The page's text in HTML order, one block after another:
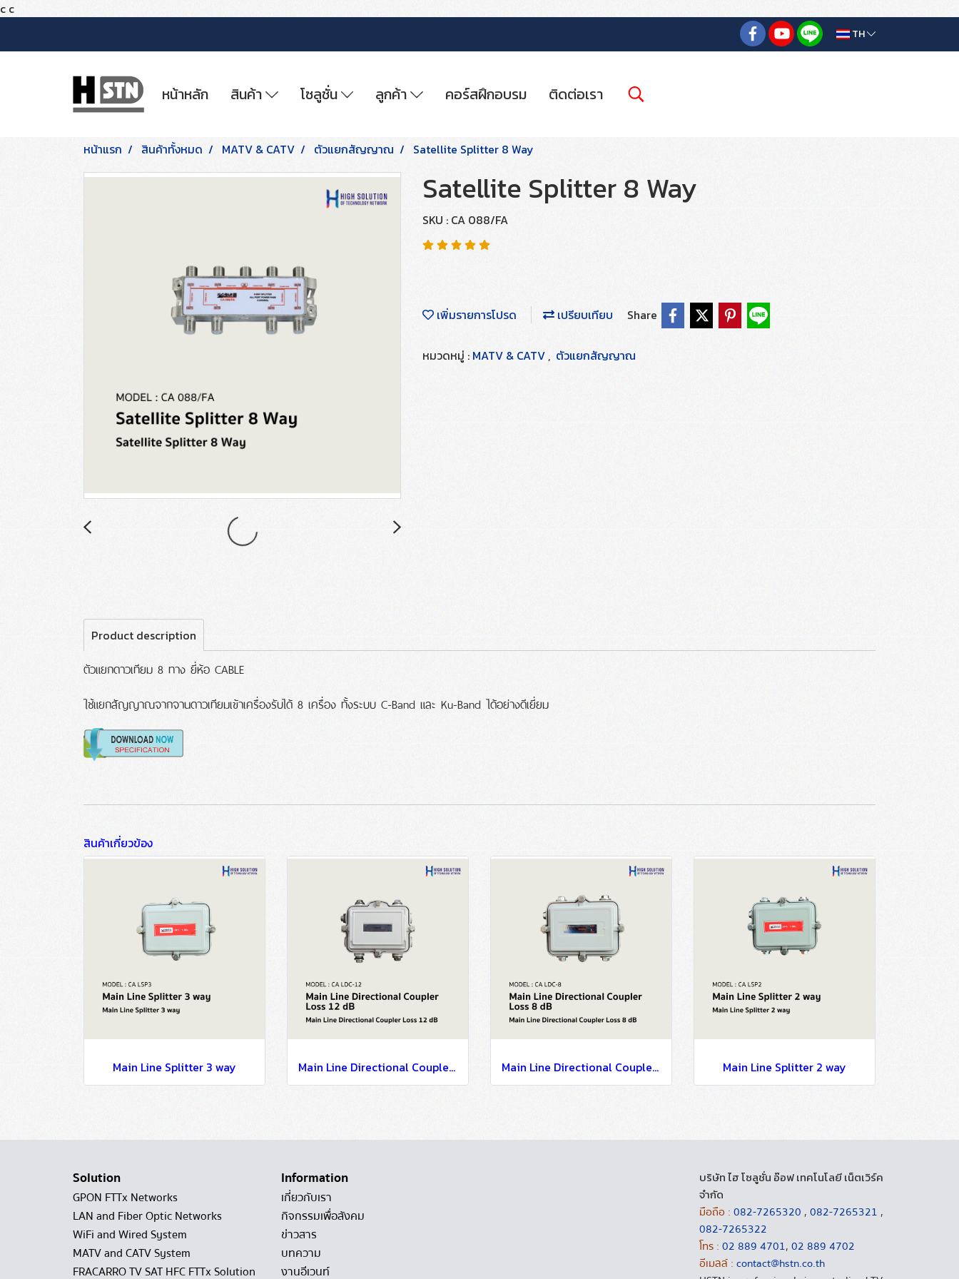
c c
TH
หน้าหลัก สินค้า โซลูชั่น ลูกค้า คอร์สฝึกอบรม ติดต่อเรา
หน้าแรก สินค้าทั้งหมด MATV & CATV ตัวแยกสัญญาณ Satellite Splitter 8 Way
Satellite Splitter 8 Way
SKU : CA 088/FA
เพิ่มรายการโปรด เปรียบเทียบ Share
หมวดหมู่ : MATV & CATV , ตัวแยกสัญญาณ
Product description
ตัวแยกดาวเทียม 8 ทาง ยี่ห้อ CABLE
ใช้แยกสัญญาณจากจานดาวเทียมเข้าเครื่องรับได้ 8 เครื่อง ทั้งระบบ C-Band และ Ku-Band ได้อย่างดีเยี่ยม
สินค้าเกี่ยวข้อง
Main Line Splitter 3 way Main Line Directional Coupler Loss 12 dB Main Line Directional Coupler Loss 8 dB Main Line Splitter 2 way
Solution
GPON FTTx Networks
LAN and Fiber Optic Networks
WiFi and Wired System
MATV and CATV System
FRACARRO TV SAT HFC FTTx Solution
Information
เกี่ยวกับเรา
กิจกรรมเพื่อสังคม
ข่าวสาร
บทความ
งานอีเวนท์
บริษัท ไฮ โซลูชั่น อ๊อฟ เทคโนโลยี เน็ตเวิร์ค
จำกัด
มือถือ : 082-7265320 , 082-7265321 ,
082-7265322
โทร : 02 889 4701, 02 889 4702
อีเมลล์ : contact@hstn.co.th